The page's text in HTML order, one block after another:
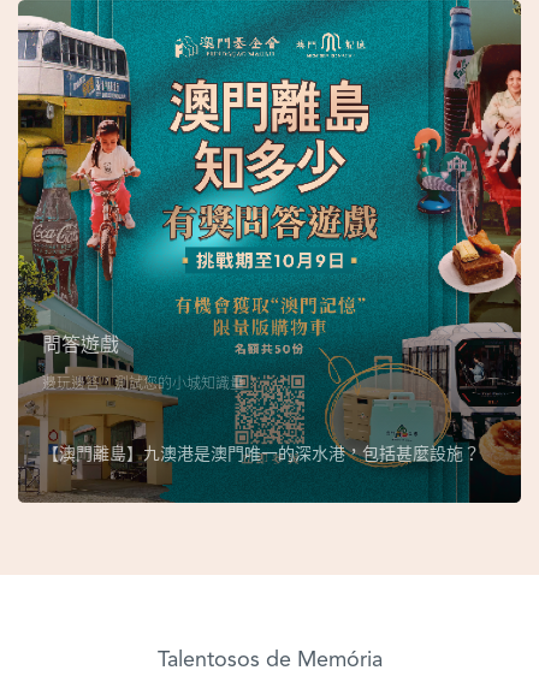
吳
榮
恪
問答遊戲
邊玩邊答，測試您的小城知識量
【澳門離島】九澳港是澳門唯一的深水港，包括甚麼設施？
Talentosos de Memória